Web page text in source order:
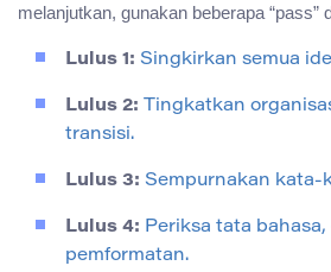
melanjutkan, gunakan beberapa “pass”
Lulus 1: Singkirkan semua
Lulus 2: Tingkatkan
transisi.
Lulus 3: Sempurnakan kata-
Lulus 4: Periksa tata bahasa,
pemformatan.